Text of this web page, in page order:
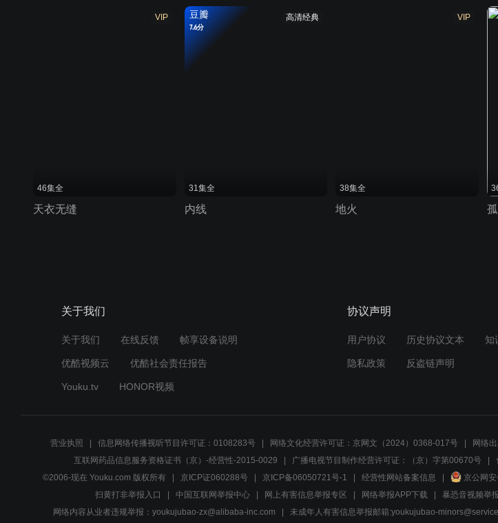
VIP
46集全
天衣无缝
高清经典
豆瓣
7.6分
31集全
内线
VIP
38集全
地火
关于我们
关于我们 在线反馈 帧享设备说明
优酷视频云 优酷社会责任报告
Youku.tv HONOR视频
协议声明
用户协议 历史协议文本 知
隐私政策 反盗链声明
营业执照 信息网络传播视听节目许可证：0108283号 网络文化经营许可证：京网文（2024）0368-017号 网络
互联网药品信息服务资格证书（京）-经营性-2015-0029
广播电视节目制作经营许可证：（京）字第00670号
©2006-现在 Youku.com 版权所有
京ICP证060288号 京ICP备06050721号-1 经营性网站备案信息 京公网
扫黄打非举报入口
中国互联网举报中心 网上有害信息举报专区 网络举报APP下载 暴恐音视频举
网络内容从业者违规举报：youkujubao-zx@alibaba-inc.com
未成年人有害信息举报邮箱:youkujubao-